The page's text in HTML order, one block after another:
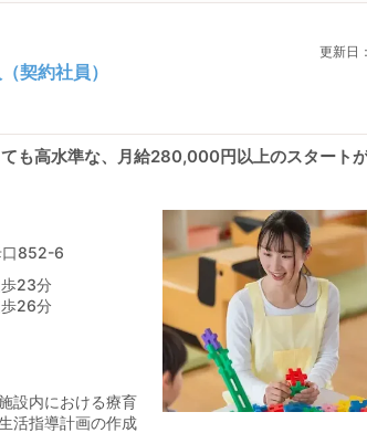
更新日：
契約社員）
も高水準な、月給280,000円以上のスタート
口852-6
23分
26分
設内における療育
活指導計画の作成